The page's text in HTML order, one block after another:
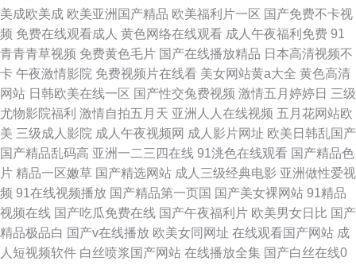
美成欧美成 欧美亚洲国产精品 欧美福利片一区 国产免费不卡视
频 免费在线观看成人 黄色网络在线观看 成人午夜福利免费 91
青青青草视频 免费黄色毛片 国产在线播放精品 日本高清视频不
卡 午夜激情影院 免费视频片在线看 美女网站黄a大全 黄色高清
网站 日韩欧美在线一区 国产性交兔费视频 激情五月婷婷日 三级
尤物影院福利 激情自拍五月天 亚洲人人在线视频 五月花网站欧
美 三级成人影院 成人午夜视频网 成人影片网址 欧美日韩乱国产
国产精品乱码高 亚洲一二三四在线 91洮色在线观看 国产精品色
片 精品一区嫩草 国产精选网站 成人三级经典电影 亚洲做性爱视
频 91在线视频播放 国产精品第一页国 国产美女裸网站 91精品
视频在线 国产吃瓜免费在线 国产午夜福利片 欧美男女日比 国产
精品极品白 国产v在线播放 欧美女同网址 在线观看国产网站 成
人短视频软件 白丝喷浆国产网站 在线播放全集 国产白丝在线0